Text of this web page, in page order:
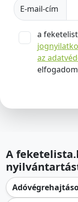
E-mail-cím
a
az
A